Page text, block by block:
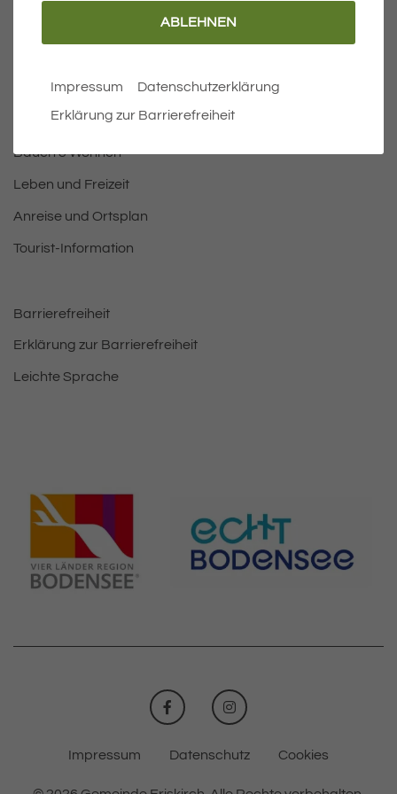
Öffnungszeiten Rathaus
Bürgermeister
Bauen & Wohnen
Leben und Freizeit
Anreise und Ortsplan
Tourist-Information
Barrierefreiheit
Erklärung zur Barrierefreiheit
Leichte Sprache
FACEBOOKINSTAGRAM
Impressum Datenschutz Cookies
ABLEHNEN
Impressum
Datenschutzerklärung
Erklärung zur Barrierefreiheit